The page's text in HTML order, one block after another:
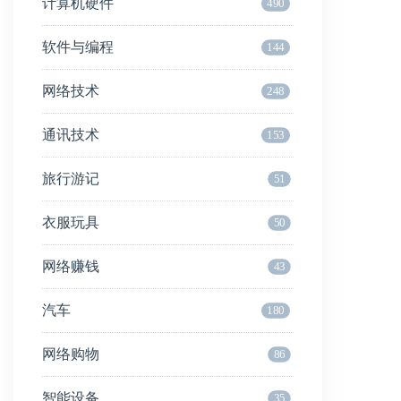
计算机硬件 490
软件与编程 144
网络技术 248
通讯技术 153
旅行游记 51
衣服玩具 50
网络赚钱 43
汽车 180
网络购物 86
智能设备 35